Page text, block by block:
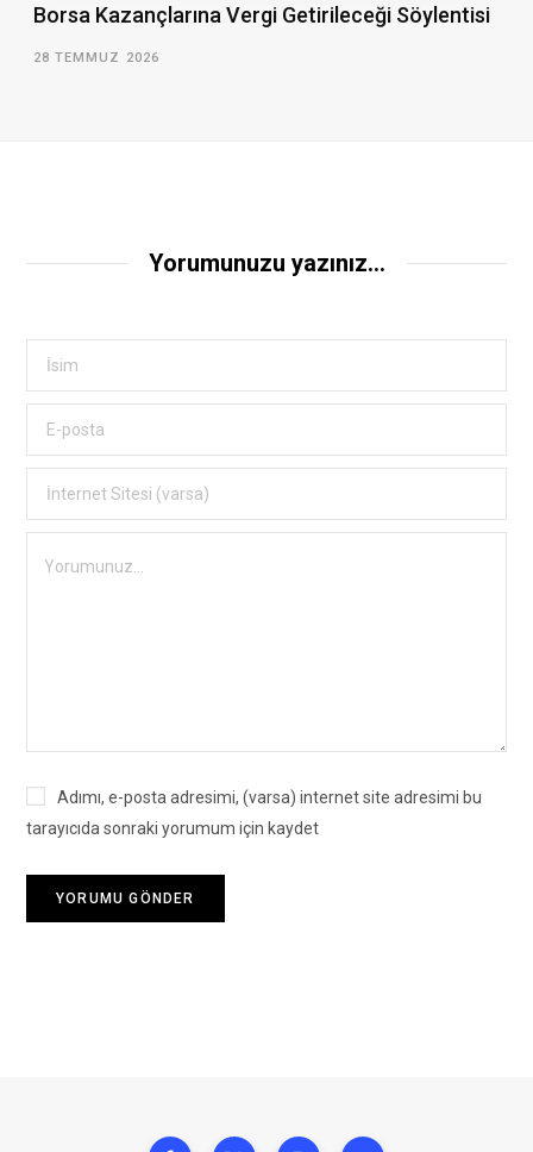
Borsa Kazançlarına Vergi Getirileceği Söylentisi
28 TEMMUZ 2026
Yorumunuzu yazınız...
Adımı, e-posta adresimi, (varsa) internet site adresimi bu
tarayıcıda sonraki yorumum için kaydet